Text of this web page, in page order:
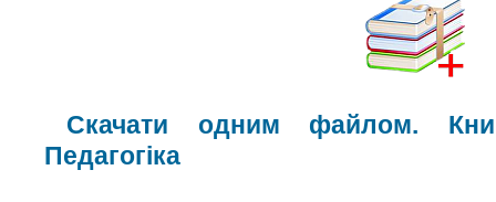
Скачати одним файлом.
Педагогіка